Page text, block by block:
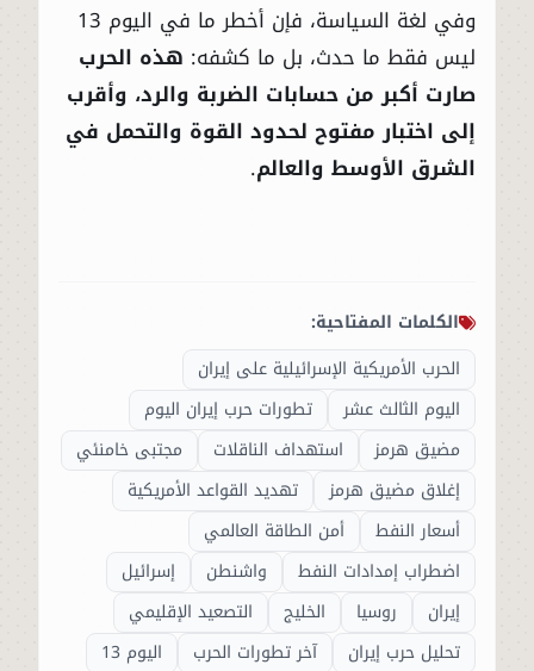
وفي لغة السياسة، فإن أخطر ما في اليوم 13
ليس فقط ما حدث، بل ما كشفه: هذه الحرب
صارت أكبر من حسابات الضربة والرد، وأقرب
إلى اختبار مفتوح لحدود القوة والتحمل في
الشرق الأوسط والعالم.
الكلمات المفتاحية:
الحرب الأمريكية الإسرائيلية على إيران
اليوم الثالث عشر
تطورات حرب إيران اليوم
مضيق هرمز
استهداف الناقلات
مجتبى خامنئي
إغلاق مضيق هرمز
تهديد القواعد الأمريكية
أسعار النفط
أمن الطاقة العالمي
اضطراب إمدادات النفط
واشنطن
إسرائيل
إيران
روسيا الخليج
التصعيد الإقليمي
تحليل حرب إيران
آخر تطورات الحرب
اليوم 13